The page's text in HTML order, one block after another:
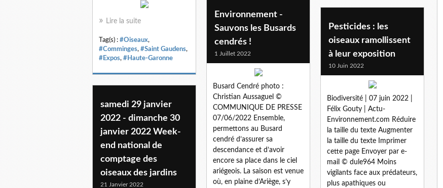
Lire la suite
Tag(s) : #Oiseaux,
#Comminges, #Saint Gaudens,
#Expos, #Haute-Garonne
Environnement -
Sauvons les Busards
cendrés !
1 Juillet 2022
Busard Cendré photo :
Christian Aussaguel ©
COMMUNIQUE DE PRESSE
07/06/2022 Ensemble,
permettons au Busard
cendré d’assurer sa
descendance et d’avoir
encore sa place dans le ciel
ariégeois. La saison est venue
où, en plaine d’Ariège, s’y
Pesticides : les
oiseaux ramollissent
à leur exposition
10 Juin 2022
Biodiversité | 07 juin 2022 |
Félix Gouty | Actu-
Environnement.com Réduire
la taille du texte Augmenter
la taille du texte Imprimer
cette page Envoyer par e-
mail © dule964 Moins
vigilants face aux prédateurs,
plus apathiques ou
samedi 29 janvier
2022 - dimanche 30
janvier 2022 Week-
end national de
comptage des
oiseaux des jardins
21 Janvier 2022